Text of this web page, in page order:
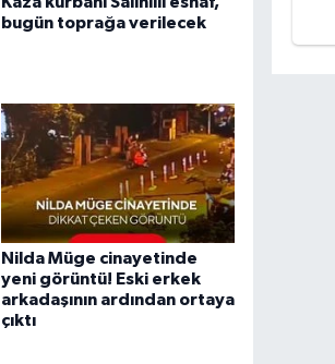
bugün toprağa verilecek
Nilda Müge cinayetinde
yeni görüntü! Eski erkek
arkadaşının ardından ortaya
çıktı